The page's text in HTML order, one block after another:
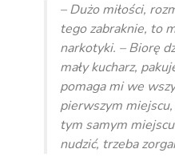
– Dużo miłości,
tego zabraknie, to
narkotyki. – Biorę
mały kucharz,
pomaga mi we
pierwszym
tym samym
nudzić, trzeba